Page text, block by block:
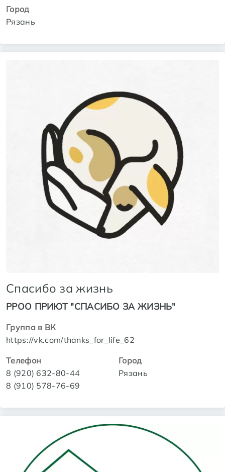
Город
Рязань
Спасибо за жизнь
РРОО ПРИЮТ "СПАСИБО ЗА ЖИЗНЬ"
Группа в ВК
https://vk.com/thanks_for_life_62
Телефон
8 (920) 632-80-44
8 (910) 578-76-69
Город
Рязань